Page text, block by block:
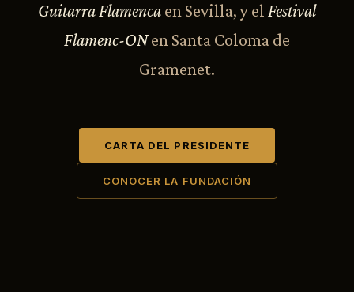
Guitarra Flamenca en Sevilla, y el Festival
Flamenc-ONen Santa Coloma de
Gramenet.
CARTA DEL PRESIDENTE
CONOCER LA FUNDACIÓN